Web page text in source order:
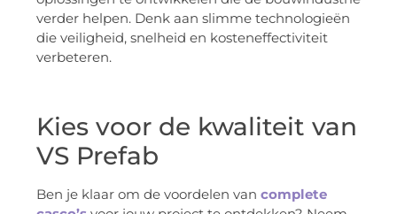
verder helpen. Denk aan slimme technologieën
die veiligheid, snelheid en kosteneffectiviteit
verbeteren.
Kies voor de kwaliteit van
VS Prefab
Ben je klaar om de voordelen van complete